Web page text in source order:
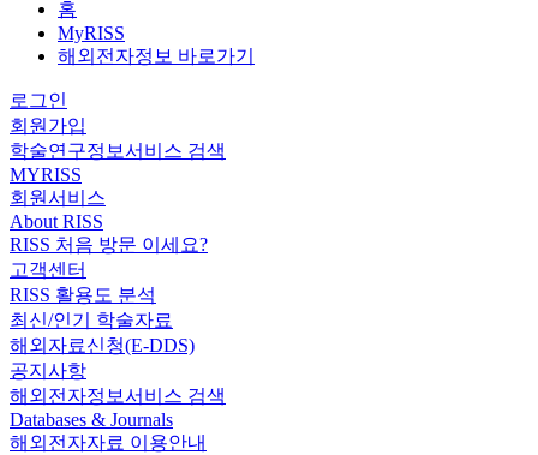
홈
MyRISS
해외전자정보 바로가기
로그인
회원가입
학술연구정보서비스 검색
MYRISS
회원서비스
About RISS
RISS 처음 방문 이세요?
고객센터
RISS 활용도 분석
최신/인기 학술자료
해외자료신청(E-DDS)
공지사항
해외전자정보서비스 검색
Databases & Journals
해외전자자료 이용안내